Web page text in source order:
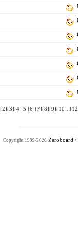
[2] [3] [4] 5 [6] [7] [8] [9] [10]
Copyright 1999-2026 Zeroboard /